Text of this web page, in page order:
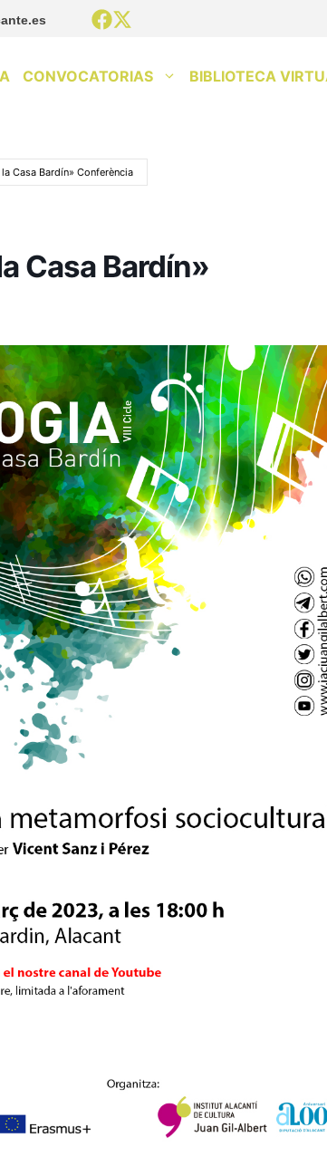
CONVOCATORIAS BIBLIOTECA
Casa Bardín» Conferència
Casa Bardín»